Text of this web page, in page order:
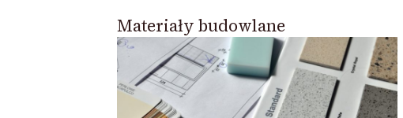
Materiały budowlane